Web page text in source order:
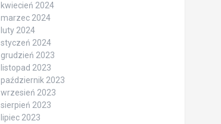
kwiecień 2024
marzec 2024
luty 2024
styczeń 2024
grudzień 2023
listopad 2023
październik 2023
wrzesień 2023
sierpień 2023
lipiec 2023